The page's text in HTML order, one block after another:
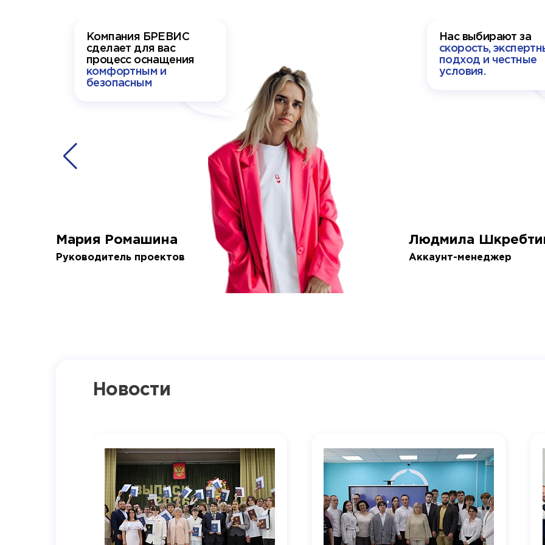
Компания БРЕВИС
сделает для вас
процесс оснащения
комфортным и
безопасным
Мария Ромашина
Руководитель проектов
Нас выбирают за
скорость,
подход и честные
условия.
Людмила
Аккаунт-менеджер
Новости